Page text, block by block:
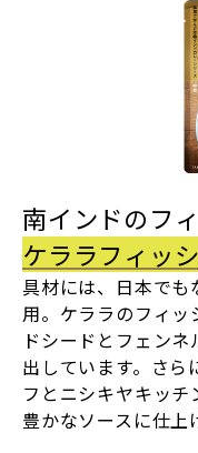
南インドのフ
ケララフィッ
具材には、日本で
用。ケララのフィ
ドシードとフェン
出しています。さら
フとニシキヤキッ
豊かなソースに仕上